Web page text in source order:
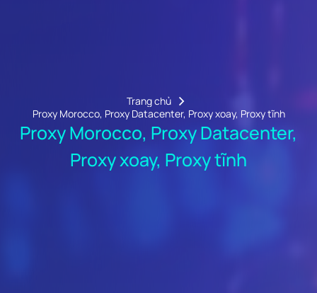
Trang chủ
Proxy Morocco, Proxy Datacenter, Proxy xoay, Proxy tĩnh
Proxy Morocco, Proxy Datacenter,
Proxy xoay, Proxy tĩnh